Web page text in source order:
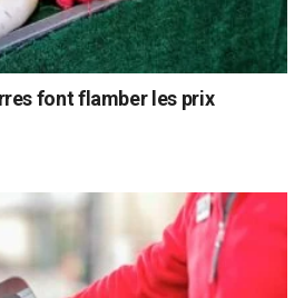
font flamber les prix